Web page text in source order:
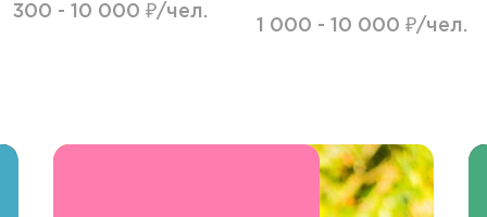
300 - 10 000 ₽/чел.
1 000 - 10 000 ₽/чел.